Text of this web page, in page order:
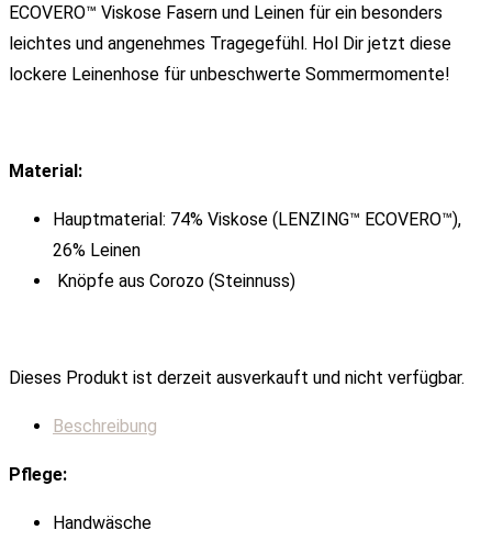
ECOVERO™ Viskose Fasern und Leinen für ein besonders
leichtes und angenehmes Tragegefühl. Hol Dir jetzt diese
lockere Leinenhose für unbeschwerte Sommermomente!
Material:
Hauptmaterial: 74% Viskose (LENZING™ ECOVERO™),
26% Leinen
Knöpfe aus Corozo (Steinnuss)
Dieses Produkt ist derzeit ausverkauft und nicht verfügbar.
Beschreibung
Pflege:
Handwäsche